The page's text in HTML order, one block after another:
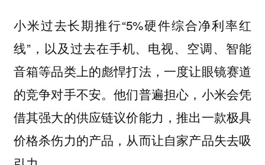
小米过去长期推行“5%硬件综合净利率红
线”，以及过去在手机、电视、空调、智能
音箱等品类上的彪悍打法，一度让眼镜赛道
的竞争对手不安。他们普遍担心，小米会凭
借其强大的供应链议价能力，推出一款极具
价格杀伤力的产品，从而让自家产品失去吸